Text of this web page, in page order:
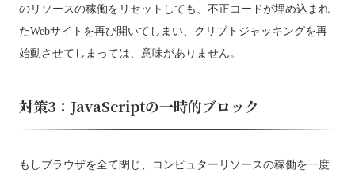
のリソースの稼働をリセットしても、不正コードが埋め込まれ
たWebサイトを再び開いてしまい、クリプトジャッキングを再
始動させてしまっては、意味がありません。
対策3：JavaScriptの一時的ブロック
もしブラウザを全て閉じ、コンピュターリソースの稼働を一度